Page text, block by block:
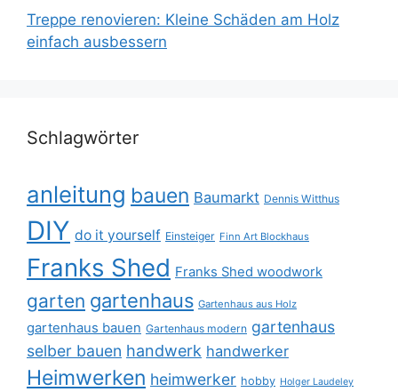
Treppe renovieren: Kleine Schäden am Holz
einfach ausbessern
Schlagwörter
anleitung bauen Baumarkt Dennis Witthus
DIY do it yourself Einsteiger Finn Art Blockhaus
Franks Shed Franks Shed woodwork
garten gartenhaus Gartenhaus aus Holz
gartenhaus bauen Gartenhaus modern gartenhaus
selber bauen handwerk handwerker
Heimwerken heimwerker hobby Holger Laudeley